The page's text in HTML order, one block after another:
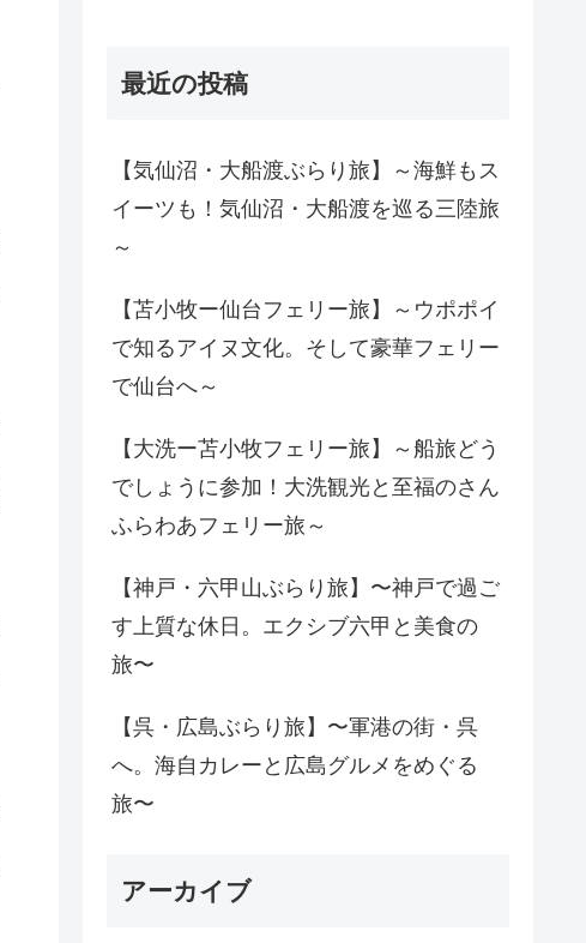
最近の投稿
【気仙沼・大船渡ぶらり旅】～海鮮もス
イーツも！気仙沼・大船渡を巡る三陸旅
～
【苫小牧ー仙台フェリー旅】～ウポポイ
で知るアイヌ文化。そして豪華フェリー
で仙台へ～
【大洗ー苫小牧フェリー旅】～船旅どう
でしょうに参加！大洗観光と至福のさん
ふらわあフェリー旅～
【神戸・六甲山ぶらり旅】〜神戸で過ご
す上質な休日。エクシブ六甲と美食の
旅〜
【呉・広島ぶらり旅】〜軍港の街・呉
へ。海自カレーと広島グルメをめぐる
旅〜
アーカイブ